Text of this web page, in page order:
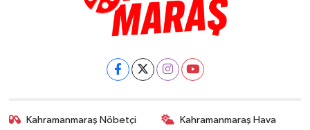
Kahramanmaraş Nöbetçi
Kahramanmaraş Hava